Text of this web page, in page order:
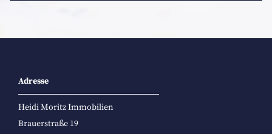
Adresse
Heidi Moritz Immobilien
Brauerstraße 19